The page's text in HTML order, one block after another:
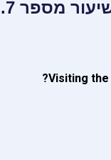
מספר 7. ביקור חולים
Visiting the